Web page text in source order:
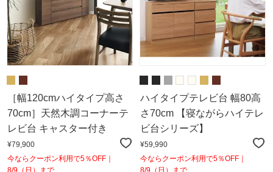
［幅120cmハイタイプ高さ
70cm］天然木調コーナーテ
レビ台 キャスター付き
¥79,900
今ならクーポン利用で5％OFF｜
8/9（日）まで
ハイタイプテレビ台 幅80高
さ70cm 【寝ながらハイテレ
ビ台シリーズ】
¥59,990
今ならクーポン利用で5％OFF｜
8/9（日）まで